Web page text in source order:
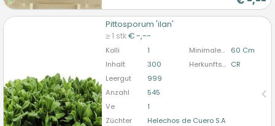
Pittosporum 'ilan'
≥ 1 stk€ -,--
Kolli 1 Minimale Stiellänge
60 Cm
Inhalt
300 Herkunftsland CR
Leergut
999
Anzahl
545
Ve
1
Züchter
Helechos de Cuero S.A
U moet ingelogd zijn om te kunnen kopen.
Hier